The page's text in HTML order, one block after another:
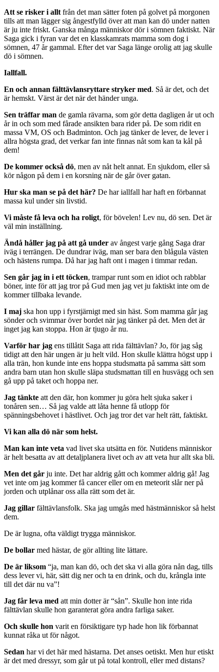
Att se risker i allt från det man sätter foten på golvet på morgonen
tills att man lägger sig ångestfylld över att man kan dö under natten
är ju inte friskt. Ganska många människor dör i sömnen faktiskt. När
Saga gick i fyran var det en klasskamrats mamma som dog i
sömnen, 47 år gammal. Efter det var Saga länge orolig att jag skulle
dö i sömnen.
Iallfall.
En och annan fälttävlansryttare stryker med. Så är det, och det
är hemskt. Värst är det när det händer unga.
Sen träffar man de gamla rävarna, som gör detta dagligen år ut och
år in och som med fårade ansikten bara rider på. De som ridit en
massa VM, OS och Badminton. Och jag tänker de lever, de lever i
allra högsta grad, det verkar fan inte finnas nåt som kan ta kål på
dem!
De kommer också dö, men av nåt helt annat. En sjukdom, eller så
kör någon på dem i en korsning när de går över gatan.
Hur ska man se på det här? De har iallfall har haft en förbannat
massa kul under sin livstid.
Vi måste få leva och ha roligt, för bövelen! Lev nu, dö sen. Det är
väl min inställning.
Ändå håller jag på att gå under av ångest varje gång Saga drar
iväg i terrängen. De dundrar iväg, man ser bara den blågula västen
och hästens rumpa. Då har jag haft ont i magen i timmar redan.
Sen går jag in i ett töcken, trampar runt som en idiot och rabblar
böner, inte för att jag tror på Gud men jag vet ju faktiskt inte om de
kommer tillbaka levande.
I maj ska hon upp i fyrstjärnigt med sin häst. Som mamma går jag
sönder och svimmar över bordet när jag tänker på det. Men det är
inget jag kan stoppa. Hon är tjugo år nu.
Varför har jag ens tillåtit Saga att rida fälttävlan? Jo, för jag såg
tidigt att den här ungen är ju helt vild. Hon skulle klättra högst upp i
alla trän, hon kunde inte ens hoppa studsmatta på samma sätt som
andra barn utan hon skulle släpa studsmattan till en husvägg och sen
gå upp på taket och hoppa ner.
Jag tänkte att den där, hon kommer ju göra helt sjuka saker i
tonåren sen… Så jag valde att låta henne få utlopp för
spänningsbehovet i hästlivet. Och jag tror det var helt rätt, faktiskt.
Vi kan alla dö när som helst.
Man kan inte veta vad livet ska utsätta en för. Nutidens människor
är helt besatta av att detaljplanera livet och av att veta hur allt ska bli.
Men det går ju inte. Det har aldrig gått och kommer aldrig gå! Jag
vet inte om jag kommer få cancer eller om en meteorit slår ner på
jorden och utplånar oss alla rätt som det är.
Jag gillar fälttävlansfolk. Ska jag umgås med hästmänniskor så helst
dem.
De är lugna, ofta väldigt trygga människor.
De bollar med hästar, de gör allting lite lättare.
De är liksom “ja, man kan dö, och det ska vi alla göra nån dag, tills
dess lever vi, här, sätt dig ner och ta en drink, och du, krångla inte
till det där nu va”!
Jag får leva med att min dotter är “sån”. Skulle hon inte rida
fälttävlan skulle hon garanterat göra andra farliga saker.
Och skulle hon varit en försiktigare typ hade hon lik förbannat
kunnat råka ut för något.
Sedan har vi det här med hästarna. Det anses oetiskt. Men hur etiskt
är det med dressyr, som går ut på total kontroll, eller med distans?